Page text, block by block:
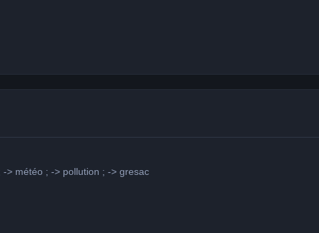
> météo ; -> pollution ; -> gresac